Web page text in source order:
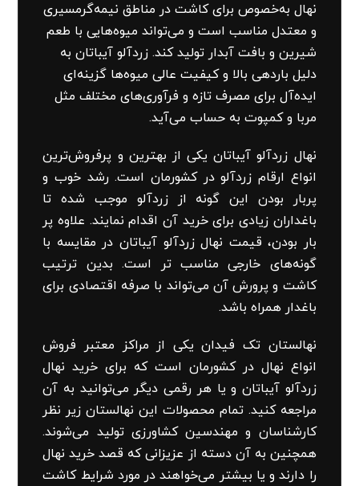
نهال به‌خصوص برای کاشت در مناطق نیمه‌گرمسیری
و معتدل مناسب است و می‌تواند میوه‌هایی با طعم
شیرین و بافت آبدار تولید کند. زردآلو آیباتان به
دلیل باردهی بالا و کیفیت عالی میوه‌ها گزینه‌ای
ایده‌آل برای مصرف تازه و فرآوری‌های مختلف مثل
مربا و کمپوت به حساب می‌آید.
نهال زردآلو آیباتان یکی از بهترین و پرفروش‌ترین
انواع ارقام زردآلو در کشورمان است. رشد خوب و
پربار بودن این گونه از زردآلو موجب شده تا
باغداران زیادی برای خرید آن اقدام نمایند. علاوه پر
بار بودن، قیمت نهال زردآلو آیباتان در مقایسه با
گونه‌های خارجی مناسب تر است. بدین ترتیب
کاشت و پرورش آن می‌تواند با صرفه اقتصادی برای
باغدار همراه باشد.
نهالستان تک فیدان یکی از مراکز معتبر فروش
انواع نهال در کشورمان است که برای خرید نهال
زردآلو آیباتان و یا هر رقمی دیگر می‌توانید به آن
مراجعه کنید. تمام محصولات این نهالستان زیر نظر
کارشناسان و مهندسین کشاورزی تولید می‌شوند.
همچنین به آن دسته از عزیزانی که قصد خرید نهال
را دارند و یا بیشتر می‌خواهند در مورد شرایط کاشت